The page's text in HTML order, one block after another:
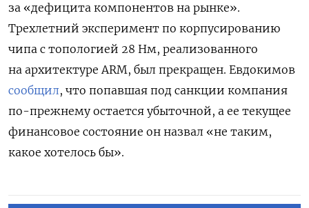
за «дефицита компонентов на рынке».
Трехлетний эксперимент по корпусированию
чипа с топологией 28 Нм, реализованного
на архитектуре ARM, был прекращен. Евдокимов
сообщил, что попавшая под санкции компания
по-прежнему остается убыточной, а ее текущее
финансовое состояние он назвал «не таким,
какое хотелось бы».